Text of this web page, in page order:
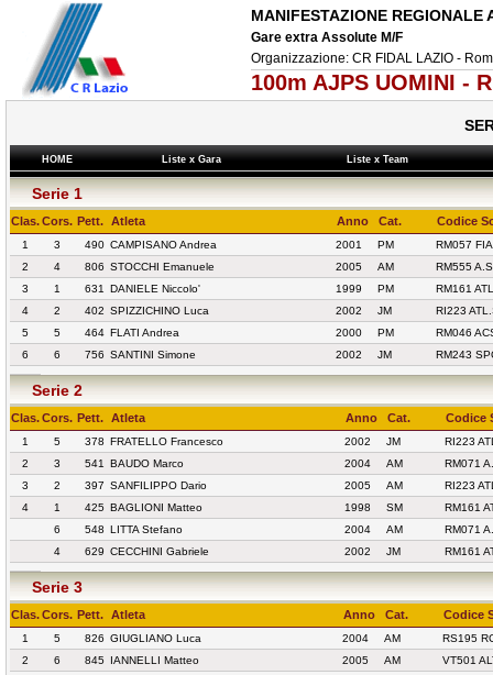
MANIFESTAZIONE REGIONALE
Gare extra Assolute M/F
Organizzazione: CR FIDAL LAZIO -
100m AJPS UOMINI -
HOME Liste x Gara Liste x Team
Serie 1
Clas.Cors. Pett. Atleta Anno Cat. Codice
1 3 490 CAMPISANO Andrea 2001 PM
RM057
2
4 806 STOCCHI Emanuele 2005 AM
RM555
3
1 631 DANIELE Niccolo' 1999 PM
RM161
4
2 402 SPIZZICHINO Luca 2002 JM
RI223
5
5 464 FLATI Andrea 2000 PM
RM046
6
6 756 SANTINI Simone 2002 JM RM243
Serie 2
Clas.Cors. Pett. Atleta Anno Cat. Codice
1 5 378 FRATELLO Francesco 2002 JM
RI223
2
3 541 BAUDO Marco 2004 AM
RM071
3
2 397 SANFILIPPO Dario 2005 AM
RI223
4
1 425 BAGLIONI Matteo 1998 SM
RM161
6
548 LITTA Stefano 2004 AM
RM071
4
629 CECCHINI Gabriele 2002 JM RM161
Serie 3
Clas.Cors. Pett. Atleta Anno Cat. Codice
1 5 826 GIUGLIANO Luca 2004 AM
RS195
2
6 845 IANNELLI Matteo 2005 AM
VT501